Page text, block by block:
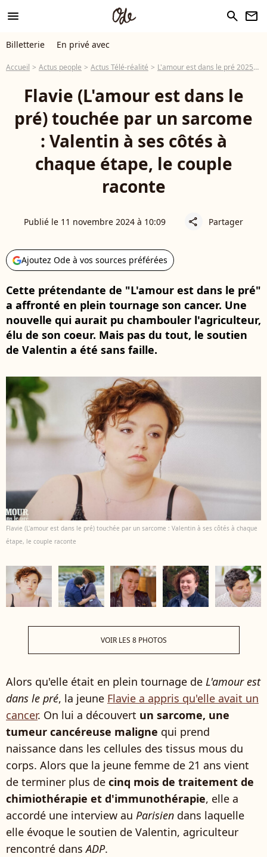
menu search newsletter
Billetterie En privé avec
Accueil Actus people Actus Télé-réalité L'amour est dans le pré 2025
Flavie (L'amour est dans le
pré) touchée par un sarcome
: Valentin à ses côtés à
chaque étape, le couple
raconte
Publié le 11 novembre 2024 à 10:09 share Partager
Ajoutez Ode à vos sources préférées
Cette prétendante de "L'amour est dans le pré"
a affronté en plein tournage son cancer. Une
nouvelle qui aurait pu chambouler l'agriculteur,
élu de son coeur. Mais pas du tout, le soutien
de Valentin a été sans faille.
Flavie (L'amour est dans le pré) touchée par un sarcome : Valentin à ses côtés à chaque
étape, le couple raconte
VOIR LES 8 PHOTOS
Alors qu'elle était en plein tournage de L'amour est
dans le pré, la jeune Flavie a appris qu'elle avait un
cancer. On lui a découvert un sarcome, une
tumeur cancéreuse maligne qui prend
naissance dans les cellules des tissus mous du
corps. Alors que la jeune femme de 21 ans vient
de terminer plus de cinq mois de traitement de
chimiothérapie et d'immunothérapie, elle a
accordé une interview au Parisien dans laquelle
elle évoque le soutien de Valentin, agriculteur
rencontré dansADP.